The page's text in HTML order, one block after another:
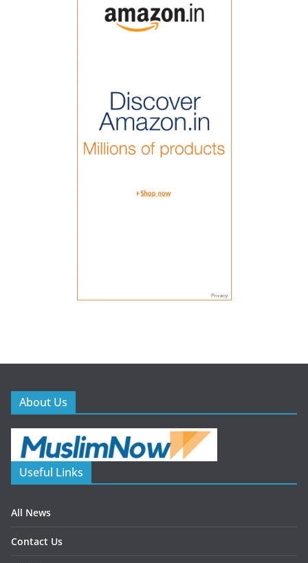
About Us
Useful Links
All News
Contact Us